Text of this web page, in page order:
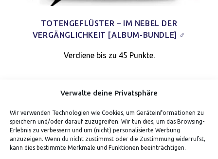
Verwalte deine Privatsphäre
Wir verwenden Technologien wie Cookies, um Geräteinformationen zu
speichern und/oder darauf zuzugreifen. Wir tun dies, um das Browsing-
Erlebnis zu verbessern und um (nicht) personalisierte Werbung
anzuzeigen. Wenn du nicht zustimmst oder die Zustimmung widerrufst,
kann dies bestimmte Merkmale und Funktionen beeinträchtigen.
TOTENGEFLÜSTER – IM NEBEL DER
VERGÄNGLICHKEIT [ALBUM-BUNDLE] ♂
Verdiene bis zu 45 Punkte.